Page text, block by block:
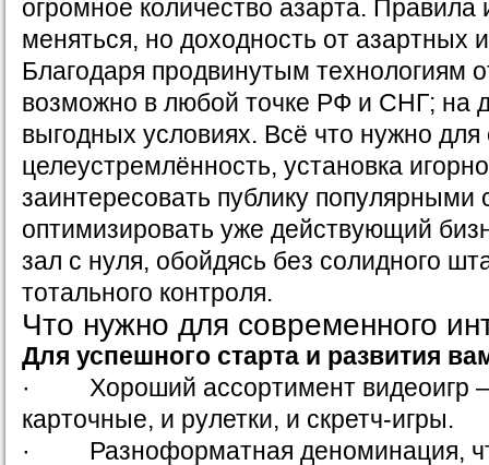
огромное количество азарта. Правила
меняться, но доходность от азартных
Благодаря продвинутым технологиям
возможно в любой точке РФ и СНГ; на
выгодных условиях. Всё что нужно для
целеустремлённость, установка
заинтересовать публику
оптимизировать уже действующий
зал с нуля, обойдясь без солидного
тотального контроля.
Что нужно для современного
Для успешного старта и развития
· Хороший ассортимент видеоигр –
карточные, и рулетки, и скретч-игры.
· Разноформатная деноминация,